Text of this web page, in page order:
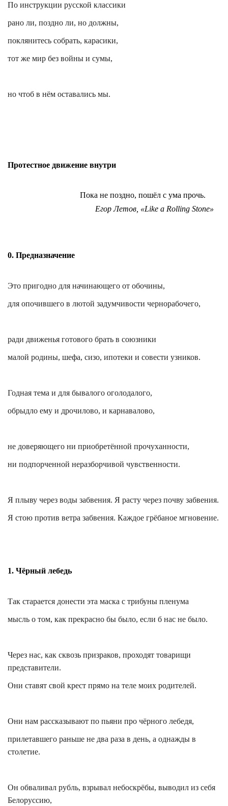
По инструкции русской классики
рано ли, поздно ли, но должны,
поклянитесь собрать, карасики,
тот же мир без войны и сумы,
но чтоб в нём оставались мы.
Протестное движение внутри
Пока не поздно, пошёл с ума прочь.
Егор Летов , «Like a Rolling Stone»
0. Предназначение
Это пригодно для начинающего от обочины,
для опочившего в лютой задумчивости чернорабочего,
ради движенья готового брать в союзники
малой родины, шефа, сизо, ипотеки и совести узников.
Годная тема и для бывалого оголодалого,
обрыдло ему и дрочилово, и карнавалово,
не доверяющего ни приобретённой прочуханности,
ни подпорченной неразборчивой чувственности.
Я плыву через воды забвения. Я расту через почву забвения.
Я стою против ветра забвения. Каждое грёбаное мгновение.
1. Чёрный лебедь
Так старается донести эта маска с трибуны пленума
мысль о том, как прекрасно бы было, если б нас не было.
Через нас, как сквозь призраков, проходят товарищи
представители.
Они ставят свой крест прямо на теле моих родителей.
Они нам рассказывают по пьяни про чёрного лебедя,
прилетавшего раньше не два раза в день, а однажды в
столетие.
Он обваливал рубль, взрывал небоскрёбы, выводил из себя
Белоруссию,